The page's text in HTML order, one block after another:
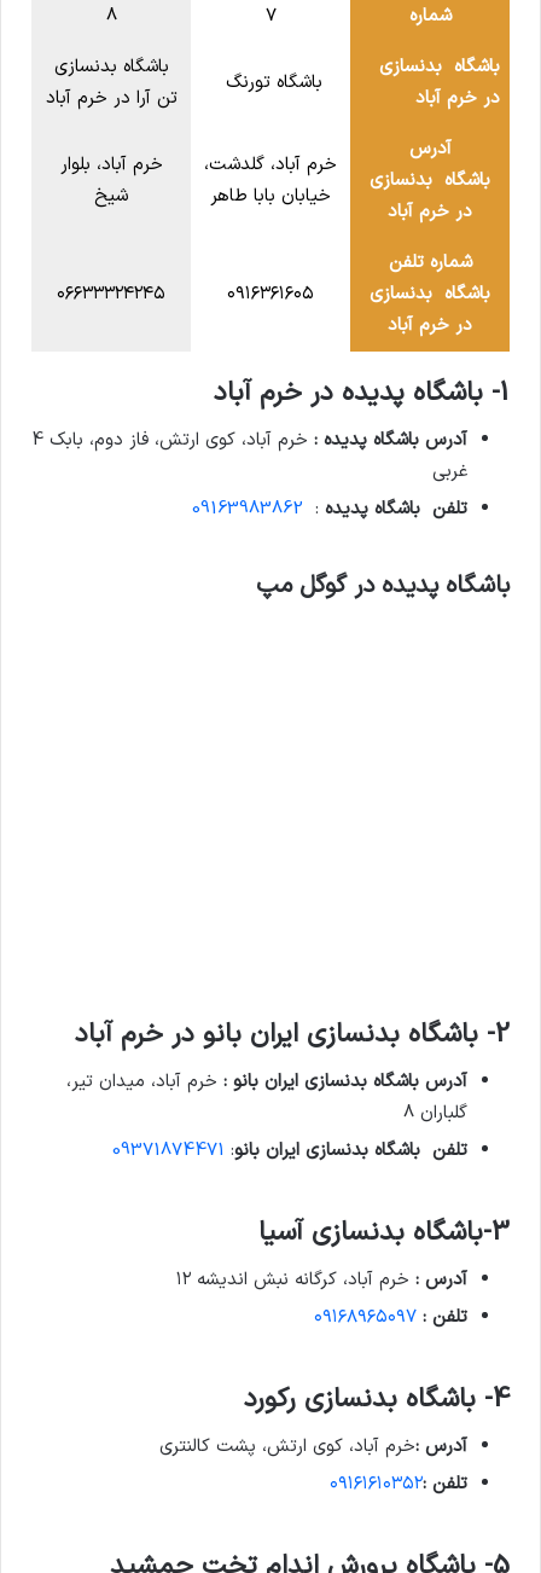
شماره 7
8
باشگاه بدنسازی
در خرم آباد
باشگاه تورنگ
باشگاه بدنسازی
تن آرا در خرم آباد
آدرس
باشگاه بدنسازی
در خرم آباد
خرم آباد، گلدشت،
خیابان بابا طاهر
خرم آباد، بلوار
شیخ
شماره تلفن
باشگاه بدنسازی
در خرم آباد
۰۹۱۶۳۶۱۶۰۵ ۰۶۶۳۳۳۲۴۲۴۵
1- باشگاه پدیده در خرم آباد
آدرس باشگاه پدیده :
خرم آباد، کوی ارتش، فاز دوم، بابک 4
غربی
تلفن باشگاه پدیده :
باشگاه پدیده در گوگل مپ
2- باشگاه بدنسازی ایران بانو در خرم آباد
آدرس باشگاه بدنسازی ایران بانو : خرم آباد، میدان تیر،
گلباران 8
تلفن باشگاه بدنسازی ایران بانو:
09371874471
3-باشگاه بدنسازی آسیا
آدرس : خرم آباد، کرگانه نبش اندیشه ۱۲
تلفن : ۰۹۱۶۸۹۶۵۰۹۷
4- باشگاه بدنسازی رکورد
آدرس :خرم آباد، کوی ارتش، پشت کالنتری
تلفن :۰۹۱۶۱۶۱۰۳۵۲